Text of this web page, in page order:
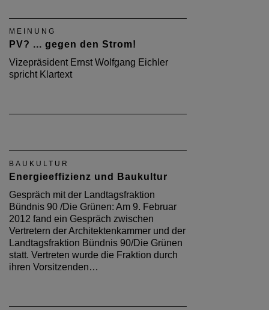
MEINUNG
PV? ... gegen den Strom!
Vizepräsident Ernst Wolfgang Eichler
spricht Klartext
BAUKULTUR
Energieeffizienz und Baukultur
Gespräch mit der Landtagsfraktion
Bündnis 90 /Die Grünen: Am 9. Februar
2012 fand ein Gespräch zwischen
Vertretern der Architektenkammer und der
Landtagsfraktion Bündnis 90/Die Grünen
statt. Vertreten wurde die Fraktion durch
ihren Vorsitzenden…